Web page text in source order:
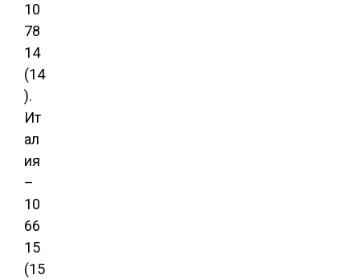
10
78
14
(14
).
Ит
ал
ия
–
10
66
15
(15